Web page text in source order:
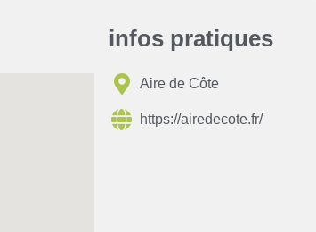
infos pratiques
Aire de Côte
https://airedecote.fr/